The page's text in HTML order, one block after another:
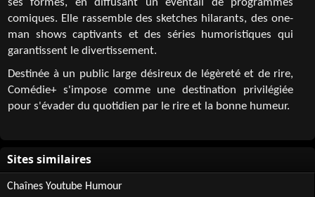
ses formes, en diffusant un éventail de programmes
comiques. Elle rassemble des sketches hilarants, des one-
man shows captivants et des séries humoristiques qui
garantissent le divertissement.
Destinée à un public large désireux de légèreté et de rire,
Comédie+ s'impose comme une destination privilégiée
pour s'évader du quotidien par le rire et la bonne humeur.
Chaînes Youtube Humour